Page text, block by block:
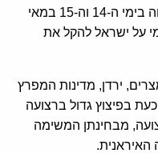
בהיקפה שמלווה במספר נפגעים גבוה בימי ה-14 וה-15 במאי
על ישראל להקל את
ירדן, מדינות המפרץ
כעת בפיצוץ גדול ברצועה
מבחינתן המשימה
האיראנית.